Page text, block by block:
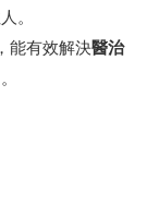
養
。
能有效解決醫治